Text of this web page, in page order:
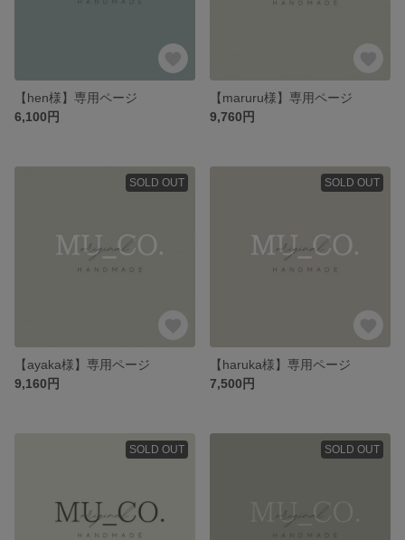
【hen様】専用ページ
6,100円
【maruru様】専用ページ
9,760円
SOLD OUT
【ayaka様】専用ページ
9,160円
SOLD OUT
【haruka様】専用ページ
7,500円
SOLD OUT SOLD OUT